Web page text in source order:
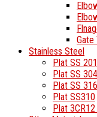
Gate
Stainless Steel
Plat SS 201
Plat SS 304
Plat SS 316
Plat SS310
Plat